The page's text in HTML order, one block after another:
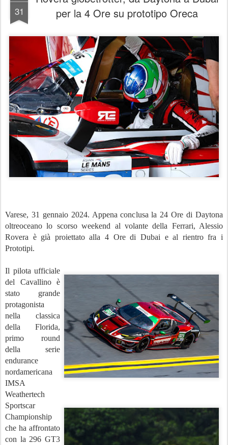
31
per la 4 Ore su prototipo Oreca
Varese, 31 gennaio 2024. Appena conclusa la 24 Ore di Daytona
oltreoceano lo scorso weekend al volante della Ferrari, Alessio
Rovera è già proiettato alla 4 Ore di Dubai e al rientro fra i
Prototipi.
Il pilota ufficiale
del Cavallino è
stato grande
protagonista
nella classica
della Florida,
primo round
della serie
endurance
nordamericana
IMSA
Weathertech
Sportscar
Championship
che ha affrontato
con la 296 GT3